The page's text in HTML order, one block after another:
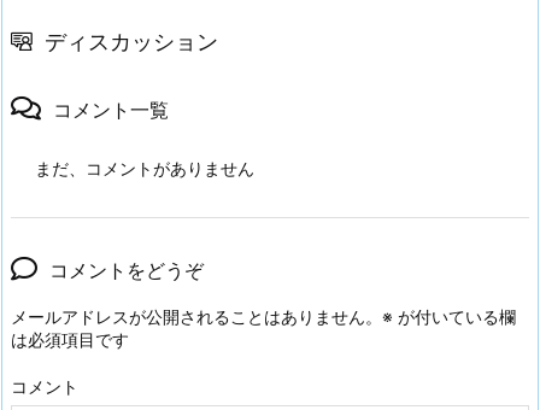
ディスカッション
コメント一覧
まだ、コメントがありません
コメントをどうぞ
メールアドレスが公開されることはありません。 ※ が付いている欄
は必須項目です
コメント